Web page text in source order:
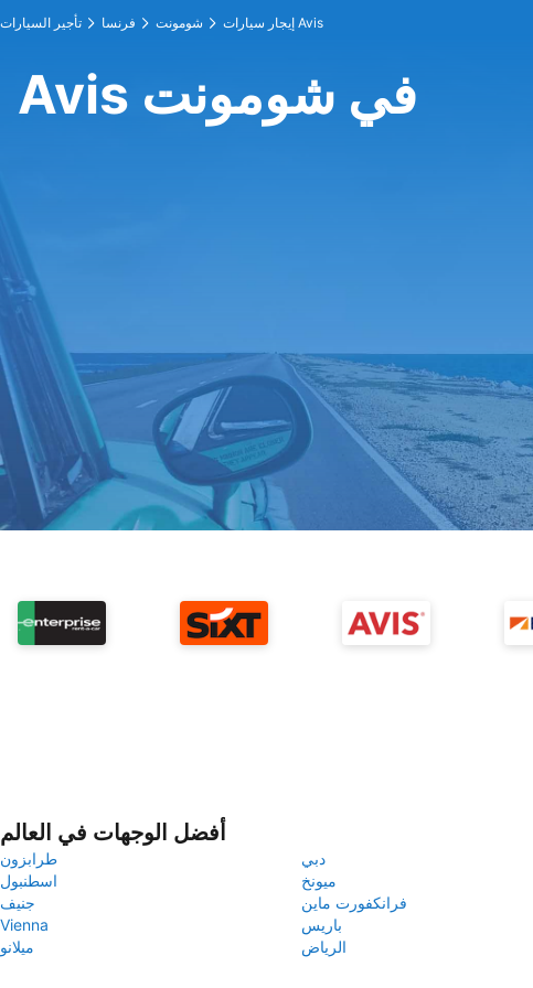
تأجير السيارات فرنسا شومونت إيجار سيارات Avis
Avis في شومونت
أفضل الوجهات في العالم
طرابزون
دبي
اسطنبول
ميونخ
جنيف
فرانكفورت ماين
Vienna
باريس
ميلانو
الرياض